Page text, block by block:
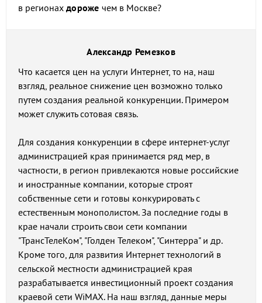
в регионах дороже чем в Москве?
Александр Ремезков
Что касается цен на услуги Интернет, то на, наш
взгляд, реальное снижение цен возможно только
путем создания реальной конкуренции. Примером
может служить сотовая связь.
Для создания конкуренции в сфере интернет-услуг
администрацией края принимается ряд мер, в
частности, в регион привлекаются новые российские
и иностранные компании, которые строят
собственные сети и готовы конкурировать с
естественным монополистом. За последние годы в
крае начали строить свои сети компании
"ТрансТелеКом", "Голден Телеком", "Синтерра" и др.
Кроме того, для развития Интернет технологий в
сельской местности администрацией края
разрабатывается инвестиционный проект создания
краевой сети WiMAX. На наш взгляд, данные меры